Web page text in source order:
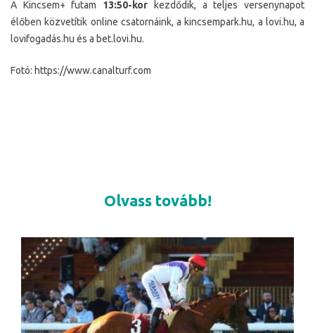
A Kincsem+ futam 13:50-kor
kezdődik, a teljes versenynapot
élőben közvetítik online csatornáink, a kincsempark.hu, a lovi.hu, a
lovifogadás.hu és a bet.lovi.hu.
Fotó: https://www.canalturf.com
Olvass tovább!